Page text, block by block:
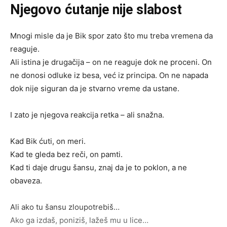
Njegovo ćutanje nije slabost
Mnogi misle da je Bik spor zato što mu treba vremena da
reaguje.
Ali istina je drugačija – on ne reaguje dok ne proceni. On
ne donosi odluke iz besa, već iz principa. On ne napada
dok nije siguran da je stvarno vreme da ustane.
I zato je njegova reakcija retka – ali snažna.
Kad Bik ćuti, on meri.
Kad te gleda bez reči, on pamti.
Kad ti daje drugu šansu, znaj da je to poklon, a ne
obaveza.
Ali ako tu šansu zloupotrebiš…
Ako ga izdaš, poniziš, lažeš mu u lice…